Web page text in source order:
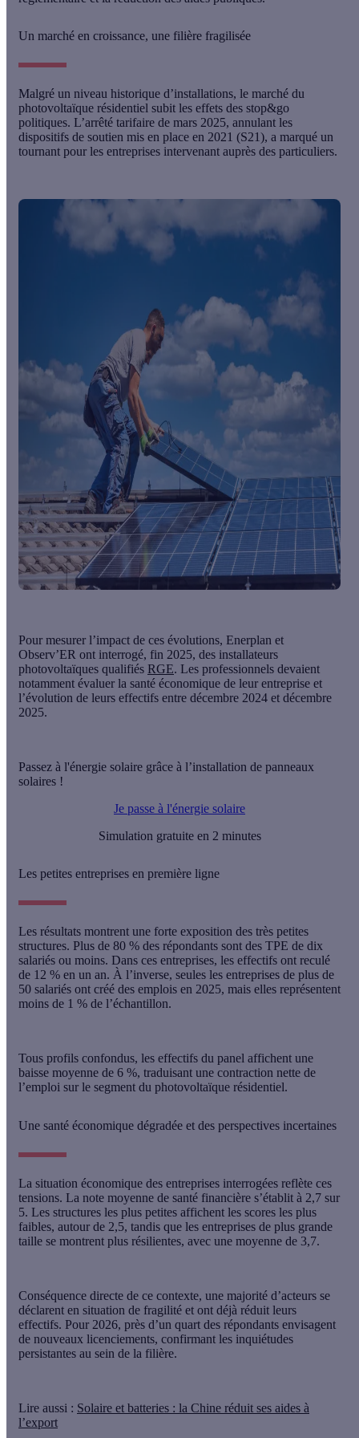
Un marché en croissance, une filière fragilisée
Malgré un niveau historique d’installations, le marché du
photovoltaïque résidentiel subit les effets des stop&go
politiques. L’arrêté tarifaire de mars 2025, annulant les
dispositifs de soutien mis en place en 2021 (S21), a marqué un
tournant pour les entreprises intervenant auprès des particuliers.
Pour mesurer l’impact de ces évolutions, Enerplan et
Observ’ER ont interrogé, fin 2025, des installateurs
photovoltaïques qualifiés RGE. Les professionnels devaient
notamment évaluer la santé économique de leur entreprise et
l’évolution de leurs effectifs entre décembre 2024 et décembre
2025.
Passez à l'énergie solaire grâce à l’installation de panneaux
solaires !
Je passe à l'énergie solaire
Simulation gratuite en 2 minutes
Les petites entreprises en première ligne
Les résultats montrent une forte exposition des très petites
structures. Plus de 80 % des répondants sont des TPE de dix
salariés ou moins. Dans ces entreprises, les effectifs ont reculé
de 12 % en un an. À l’inverse, seules les entreprises de plus de
50 salariés ont créé des emplois en 2025, mais elles représentent
moins de 1 % de l’échantillon.
Tous profils confondus, les effectifs du panel affichent une
baisse moyenne de 6 %, traduisant une contraction nette de
l’emploi sur le segment du photovoltaïque résidentiel.
Une santé économique dégradée et des perspectives incertaines
La situation économique des entreprises interrogées reflète ces
tensions. La note moyenne de santé financière s’établit à 2,7 sur
5. Les structures les plus petites affichent les scores les plus
faibles, autour de 2,5, tandis que les entreprises de plus grande
taille se montrent plus résilientes, avec une moyenne de 3,7.
Conséquence directe de ce contexte, une majorité d’acteurs se
déclarent en situation de fragilité et ont déjà réduit leurs
effectifs. Pour 2026, près d’un quart des répondants envisagent
de nouveaux licenciements, confirmant les inquiétudes
persistantes au sein de la filière.
Lire aussi : Solaire et batteries : la Chine réduit ses aides à
l’export